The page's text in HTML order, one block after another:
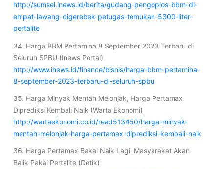
http://sumsel.inews.id/berita/gudang-pengoplos-bbm-di-
empat-lawang-digerebek-petugas-temukan-5300-liter-
pertalite
34. Harga BBM Pertamina 8 September 2023 Terbaru di
Seluruh SPBU (Inews Portal)
http://www.inews.id/finance/bisnis/harga-bbm-pertamina-
8-september-2023-terbaru-di-seluruh-spbu
35. Harga Minyak Mentah Melonjak, Harga Pertamax
Diprediksi Kembali Naik (Warta Ekonomi)
http://wartaekonomi.co.id/read513450/harga-minyak-
mentah-melonjak-harga-pertamax-diprediksi-kembali-naik
36. Harga Pertamax Bakal Naik Lagi, Masyarakat Akan
Balik Pakai Pertalite (Detik)